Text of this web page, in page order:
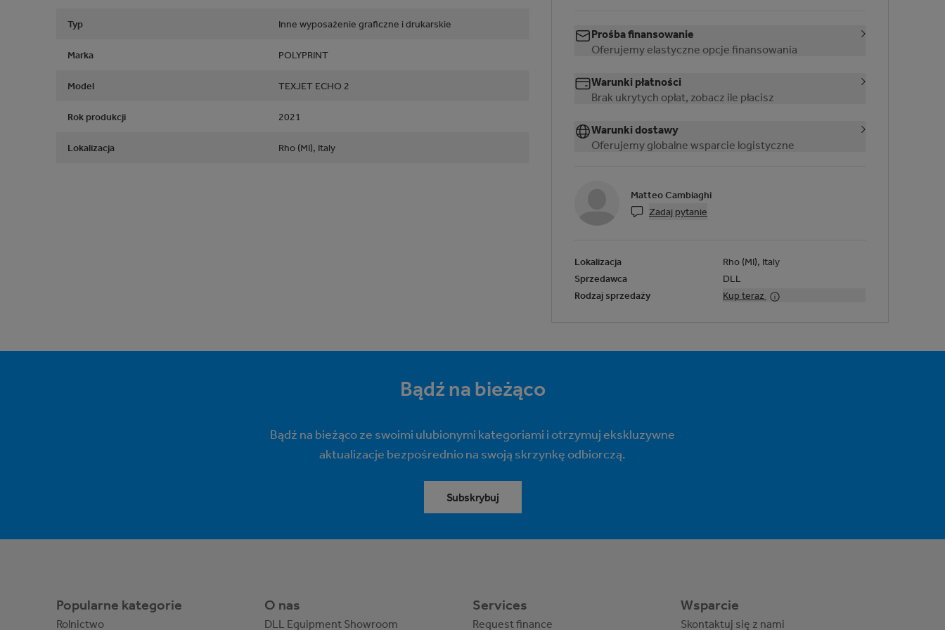
Typ Inne wyposażenie graficzne i drukarskie
Marka POLYPRINT
Model TEXJET ECHO 2
Rok produkcji 2021
Lokalizacja Rho (MI), Italy
Prośba finansowanie
Oferujemy elastyczne opcje finansowania
Warunki płatności
Brak ukrytych opłat, zobacz ile płacisz
Warunki dostawy
Oferujemy globalne wsparcie logistyczne
Matteo Cambiaghi
Zadaj pytanie
Lokalizacja
Rho (MI), Italy
Sprzedawca
DLL
Rodzaj sprzedaży
Kup teraz
Bądź na bieżąco
Bądź na bieżąco ze swoimi ulubionymi kategoriami i otrzymuj ekskluzywne
aktualizacje bezpośrednio na swoją skrzynkę odbiorczą.
Subskrybuj
Popularne kategorie
Rolnictwo
O nas
DLL Equipment Showroom
Services
Request finance
Wsparcie
Skontaktuj się z nami